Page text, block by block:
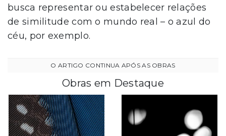
busca representar ou estabelecer relações
de similitude com o mundo real – o azul do
céu, por exemplo.
Obras em Destaque